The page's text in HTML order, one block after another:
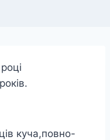
куча,повно-